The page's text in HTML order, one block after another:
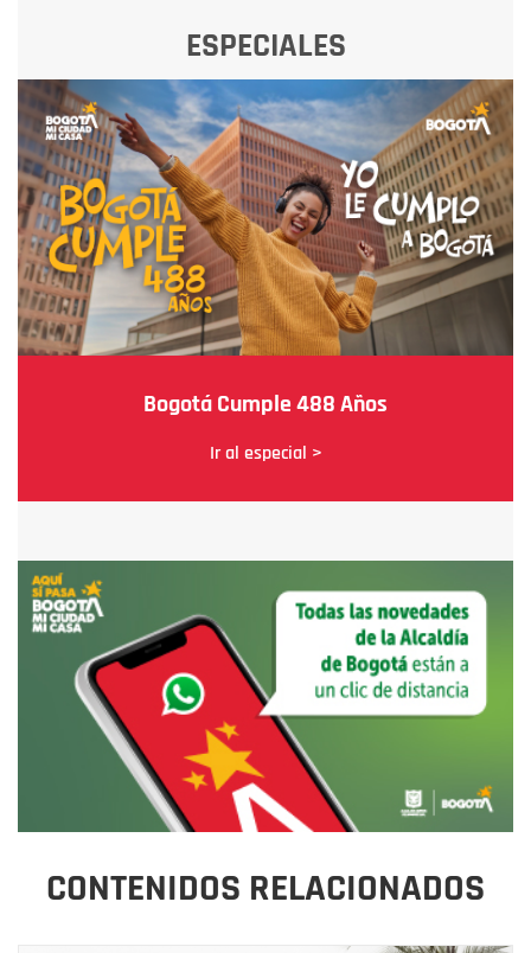
ESPECIALES
Bogotá Cumple 488 Años
Ir al especial >
CONTENIDOS RELACIONADOS